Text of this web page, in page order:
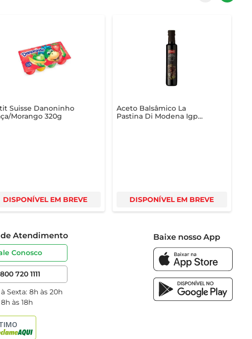
Suisse Danoninho
Morango 320g
DISPONÍVEL EM BREVE
Aceto Balsâmico La
Pastina Di Modena Igp
DISPONÍVEL EM BREVE
Atendimento
Conosco
720 1111
Sexta: 8h às 20h
às 18h
Baixe nosso App